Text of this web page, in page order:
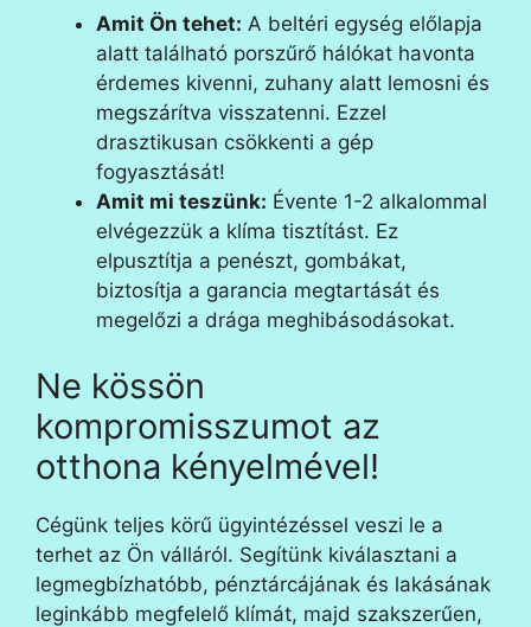
Amit Ön tehet: A beltéri egység előlapja
alatt található porszűrő hálókat havonta
érdemes kivenni, zuhany alatt lemosni és
megszárítva visszatenni. Ezzel
drasztikusan csökkenti a gép
fogyasztását!
Amit mi teszünk: Évente 1-2 alkalommal
elvégezzük a klíma tisztítást. Ez
elpusztítja a penészt, gombákat,
biztosítja a garancia megtartását és
megelőzi a drága meghibásodásokat.
Ne kössön
kompromisszumot az
otthona kényelmével!
Cégünk teljes körű ügyintézéssel veszi le a
terhet az Ön válláról. Segítünk kiválasztani a
legmegbízhatóbb, pénztárcájának és lakásának
leginkább megfelelő klímát, majd szakszerűen,